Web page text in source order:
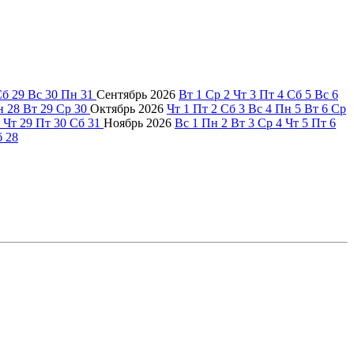
29 Вс 30 Пн 31 Сентябрь 2026 Вт 1 Ср 2 Чт 3 Пт 4 Сб 5 Вс 6
28 Вт 29 Ср 30 Октябрь 2026 Чт 1 Пт 2 Сб 3 Вс 4 Пн 5 Вт 6 Ср
Чт 29 Пт 30 Сб 31 Ноябрь 2026 Вс 1 Пн 2 Вт 3 Ср 4 Чт 5 Пт 6
28